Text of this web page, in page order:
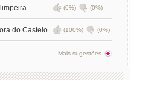
(0%) (0%)
do Castelo (100%) (0%)
Mais sugestões